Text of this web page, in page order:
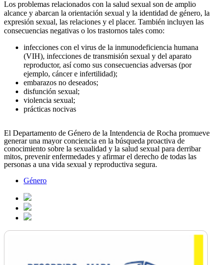
Los problemas relacionados con la salud sexual son de amplio
alcance y abarcan la orientación sexual y la identidad de género, la
expresión sexual, las relaciones y el placer. También incluyen las
consecuencias negativas o los trastornos tales como:
infecciones con el virus de la inmunodeficiencia humana
(VIH), infecciones de transmisión sexual y del aparato
reproductor, así como sus consecuencias adversas (por
ejemplo, cáncer e infertilidad);
embarazos no deseados;
disfunción sexual;
violencia sexual;
prácticas nocivas
El Departamento de Género de la Intendencia de Rocha promueve
generar una mayor conciencia en la búsqueda proactiva de
conocimiento sobre la sexualidad y la salud sexual para derribar
mitos, prevenir enfermedades y afirmar el derecho de todas las
personas a una vida sexual y reproductiva segura.
Género